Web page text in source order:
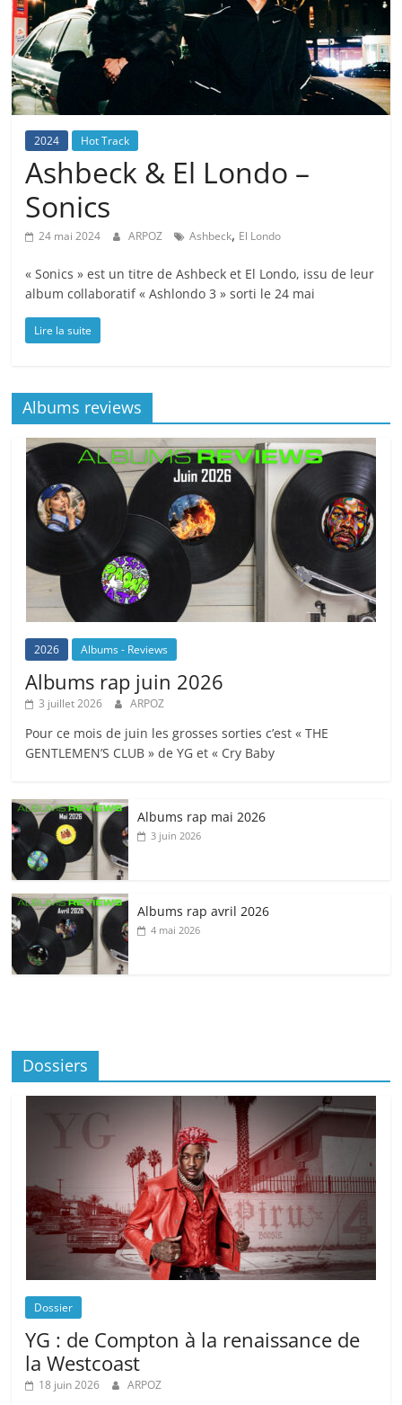
2024 Hot Track
Ashbeck & El Londo –
Sonics
24 mai 2024 ARPOZ Ashbeck, El Londo
« Sonics » est un titre de Ashbeck et El Londo, issu de leur
album collaboratif « Ashlondo 3 » sorti le 24 mai
Lire la suite
Albums reviews
2026 Albums - Reviews
Albums rap juin 2026
3 juillet 2026 ARPOZ
Pour ce mois de juin les grosses sorties c’est « THE
GENTLEMEN’S CLUB » de YG et « Cry Baby
Albums rap mai 2026
3 juin 2026
Albums rap avril 2026
4 mai 2026
Dossiers
Dossier
YG : de Compton à la renaissance de
la Westcoast
18 juin 2026 ARPOZ